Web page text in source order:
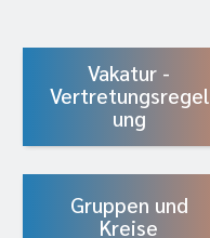
Vakatur -
Vertretungsregel
ung
Gruppen und
Kreise